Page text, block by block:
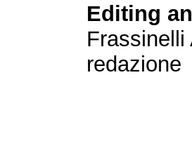
Editing
Frassinelli
redazione